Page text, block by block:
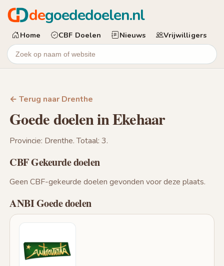
degoededoelen.nl
Home CBF Doelen Nieuws Vrijwilligers
← Terug naar Drenthe
Goede doelen in Ekehaar
Provincie: Drenthe. Totaal: 3.
CBF Gekeurde doelen
Geen CBF-gekeurde doelen gevonden voor deze plaats.
ANBI Goede doelen